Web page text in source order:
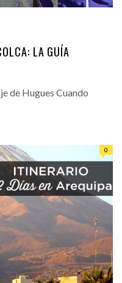
LA GUÍA
de Hugues Cuando
0